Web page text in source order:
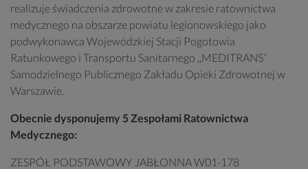
realizuje świadczenia zdrowotne w zakresie ratownictwa
medycznego na obszarze powiatu legionowskiego jako
podwykonawca Wojewódzkiej Stacji Pogotowia
Ratunkowego i Transportu Sanitarnego ,,MEDITRANS”
Samodzielnego Publicznego Zakładu Opieki Zdrowotnej w
Warszawie.
Obecnie dysponujemy 5 Zespołami Ratownictwa
Medycznego:
ZESPÓŁ PODSTAWOWY JABŁONNA W01-178